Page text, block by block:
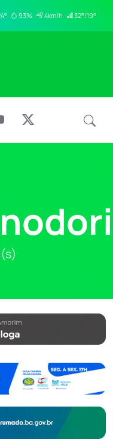
93% 4km/h 32°/19°